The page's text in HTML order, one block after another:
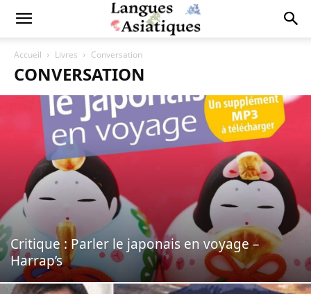
Accueil Livres Conversation
CONVERSATION
Critique : Parler le japonais en voyage –
Harrap’s